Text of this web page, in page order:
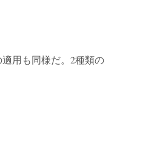
用も同様だ。2種類の